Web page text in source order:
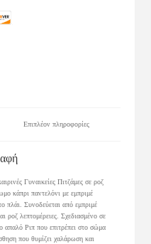
Επιπλέον πληροφορίες
Γυναικείες Πιτζάμες σε ροζ
κάπρι παντελόνι με εμπριμέ
πλάι. Συνοδεύεται από εμπριμέ
ροζ λεπτομέρειες. Σχεδιασμένο σε
απαλό Ριπ που επιτρέπει στο σώμα
που θυμίζει χαλάρωση και